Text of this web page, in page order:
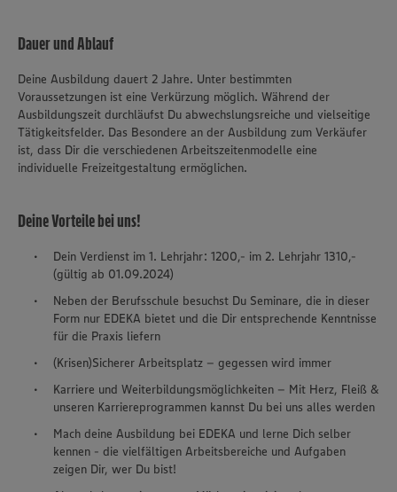
Dauer und Ablauf
Deine Ausbildung dauert 2 Jahre. Unter bestimmten
Voraussetzungen ist eine Verkürzung möglich. Während der
Ausbildungszeit durchläufst Du abwechslungsreiche und vielseitige
Tätigkeitsfelder. Das Besondere an der Ausbildung zum Verkäufer
ist, dass Dir die verschiedenen Arbeitszeitenmodelle eine
individuelle Freizeitgestaltung ermöglichen.
Deine Vorteile bei uns!
Dein Verdienst im 1. Lehrjahr: 1200,- im 2. Lehrjahr 1310,-
(gültig ab 01.09.2024)
Neben der Berufsschule besuchst Du Seminare, die in dieser
Form nur EDEKA bietet und die Dir entsprechende Kenntnisse
für die Praxis liefern
(Krisen)Sicherer Arbeitsplatz – gegessen wird immer
Karriere und Weiterbildungsmöglichkeiten – Mit Herz, Fleiß &
unseren Karriereprogrammen kannst Du bei uns alles werden
Mach deine Ausbildung bei EDEKA und lerne Dich selber
kennen - die vielfältigen Arbeitsbereiche und Aufgaben
zeigen Dir, wer Du bist!